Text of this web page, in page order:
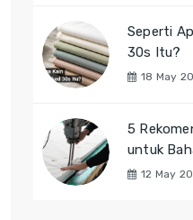
Seperti
30s Itu?
18 May
5
untuk
12 May